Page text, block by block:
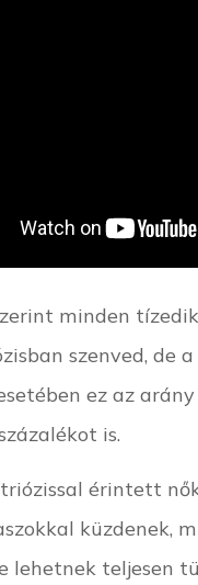
minden
szenved, de a
ez az
is.
érintett
küzdenek,
lehetnek teljesen